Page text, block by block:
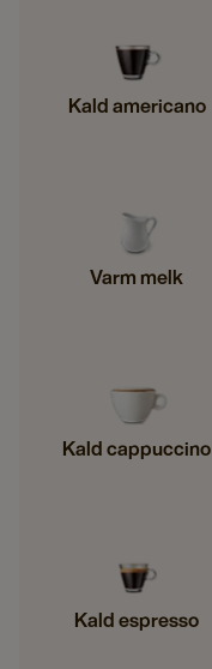
Kald americano
Varm melk
Kald cappuccino
Kald espresso